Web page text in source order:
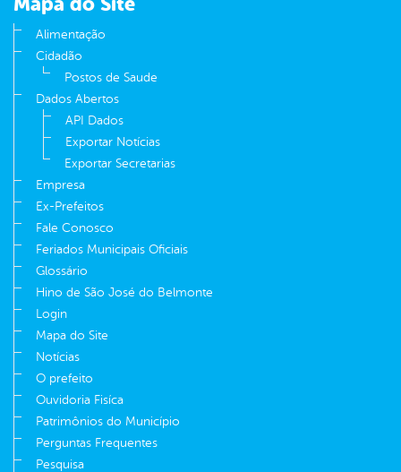
Alimentação
Cidadão
Postos de Saude
Dados Abertos
API Dados
Exportar Notícias
Exportar Secretarias
Empresa
Ex-Prefeitos
Fale Conosco
Feriados Municipais Oficiais
Glossário
Hino de São José do Belmonte
Login
Mapa do Site
Notícias
O prefeito
Ouvidoria Fisíca
Patrimônios do Município
Perguntas Frequentes
Pesquisa